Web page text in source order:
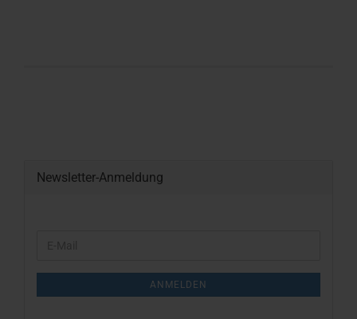
Newsletter-Anmeldung
ANMELDEN